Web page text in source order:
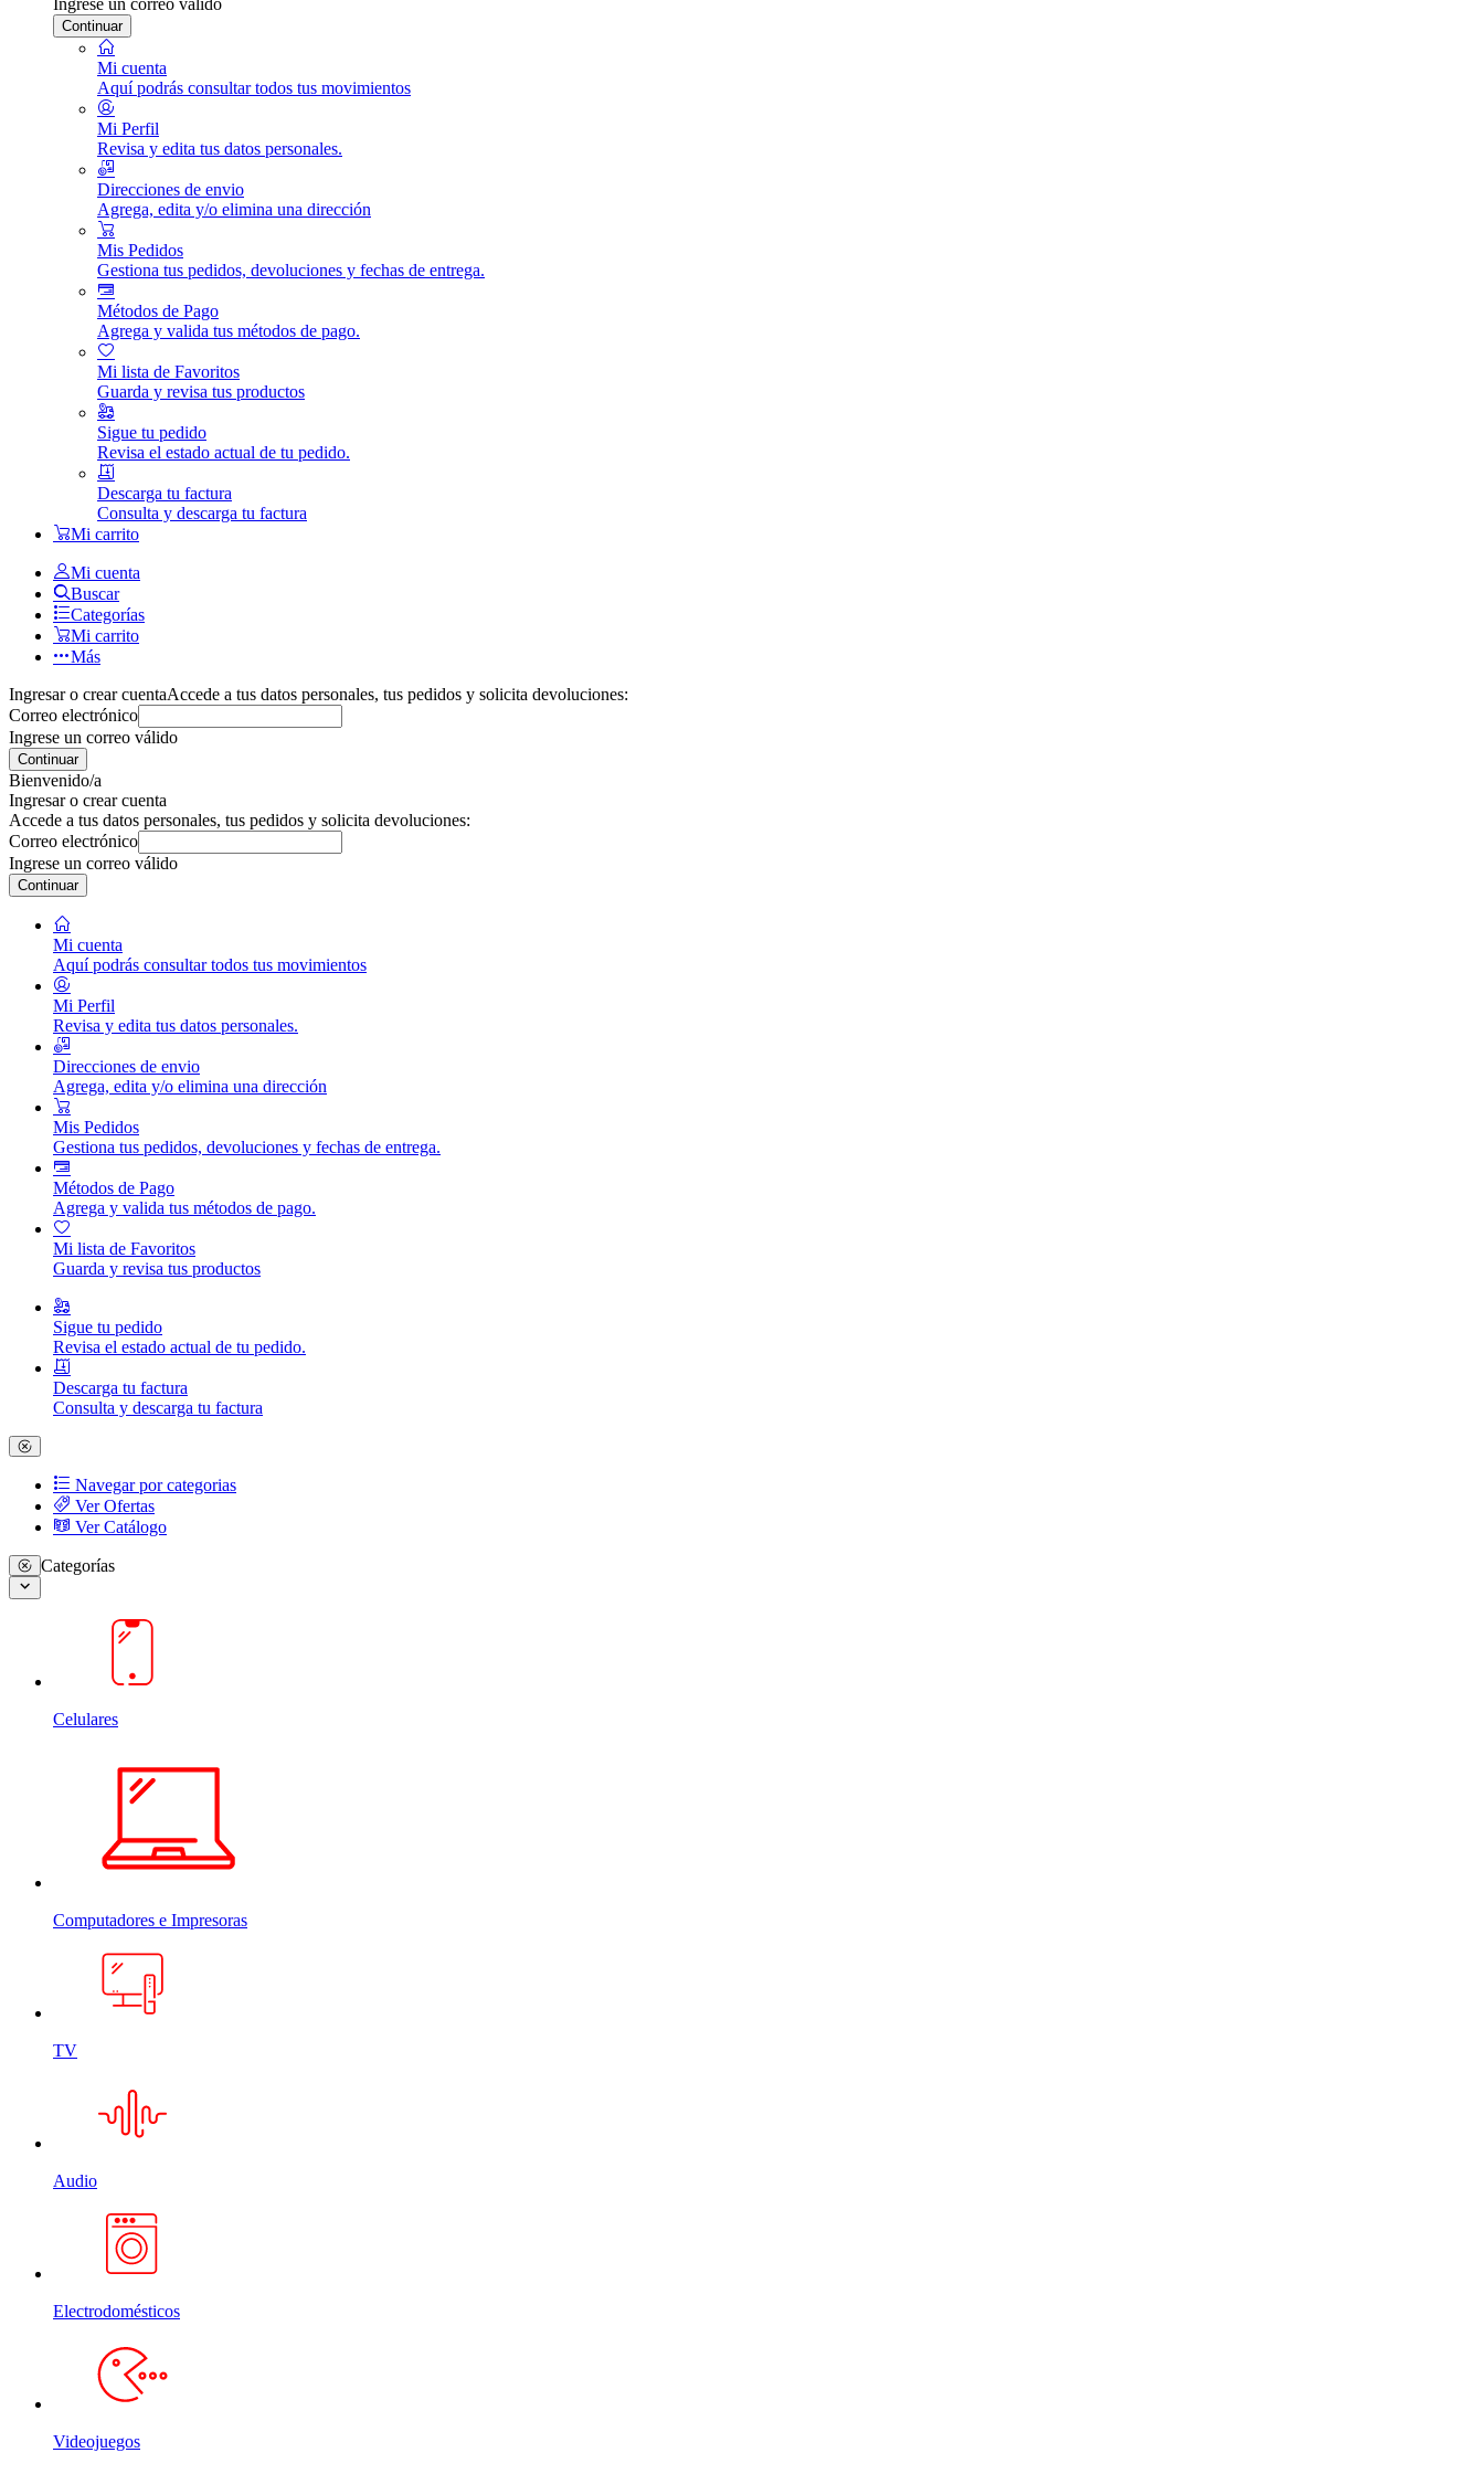
Continuar
Mi cuenta
Aquí podrás consultar todos tus movimientos
Mi Perfil
Revisa y edita tus datos personales.
Direcciones de envio
Agrega, edita y/o elimina una dirección
Mis Pedidos
Gestiona tus pedidos, devoluciones y fechas de entrega.
Métodos de Pago
Agrega y valida tus métodos de pago.
Mi lista de Favoritos
Guarda y revisa tus productos
Sigue tu pedido
Revisa el estado actual de tu pedido.
Descarga tu factura
Consulta y descarga tu factura
Mi carrito
Mi cuenta
Buscar
Categorías
Mi carrito
Más
Ingresar o crear cuentaAccede a tus datos personales, tus pedidos y solicita devoluciones:
Correo electrónico
Ingrese un correo válido
Continuar
Bienvenido/a
Ingresar o crear cuenta
Accede a tus datos personales, tus pedidos y solicita devoluciones:
Correo electrónico
Ingrese un correo válido
Continuar
Mi cuenta
Aquí podrás consultar todos tus movimientos
Mi Perfil
Revisa y edita tus datos personales.
Direcciones de envio
Agrega, edita y/o elimina una dirección
Mis Pedidos
Gestiona tus pedidos, devoluciones y fechas de entrega.
Métodos de Pago
Agrega y valida tus métodos de pago.
Mi lista de Favoritos
Guarda y revisa tus productos
Sigue tu pedido
Revisa el estado actual de tu pedido.
Descarga tu factura
Consulta y descarga tu factura
Navegar por categorias
Ver Ofertas
Ver Catálogo
Categorías
Celulares
Computadores e Impresoras
TV
Audio
Electrodomésticos
Videojuegos